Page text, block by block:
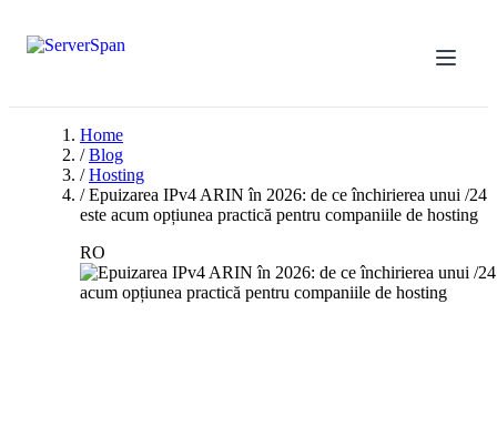
Home
/ Blog
/ Hosting
/ Epuizarea IPv4 ARIN în 2026: de ce închirierea unui /24
este acum opțiunea practică pentru companiile de hosting
RO